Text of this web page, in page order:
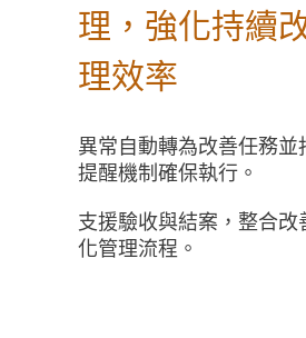
理，強化持續
理效率
異常自動轉為改善任務並
提醒機制確保執行。
支援驗收與結案，整合改
化管理流程。